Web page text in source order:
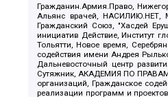
Гражданин.Армия.Право,
Альянс врачей, НАСИЛИЮ.НЕТ,
Гражданский Союз, "Хасдей
инициатив Действие, Институт
Тольятти, Новое время,
содействия имени Андрея
Дальневосточный центр
Сутяжник, АКАДЕМИЯ ПО ПРАВАМ
организаций, Гражданское
реализации программ и